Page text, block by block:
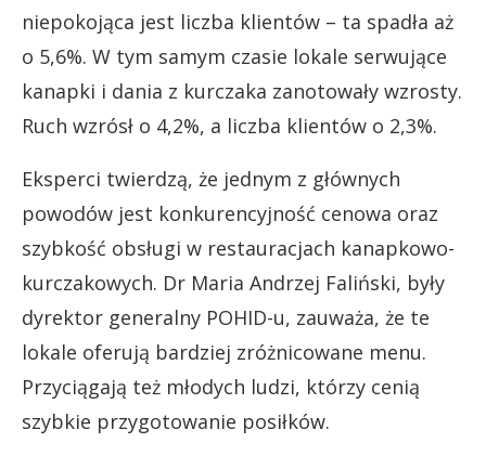
niepokojąca jest liczba klientów – ta spadła aż
o 5,6%. W tym samym czasie lokale serwujące
kanapki i dania z kurczaka zanotowały wzrosty.
Ruch wzrósł o 4,2%, a liczba klientów o 2,3%.
Eksperci twierdzą, że jednym z głównych
powodów jest konkurencyjność cenowa oraz
szybkość obsługi w restauracjach kanapkowo-
kurczakowych. Dr Maria Andrzej Faliński, były
dyrektor generalny POHID-u, zauważa, że te
lokale oferują bardziej zróżnicowane menu.
Przyciągają też młodych ludzi, którzy cenią
szybkie przygotowanie posiłków.